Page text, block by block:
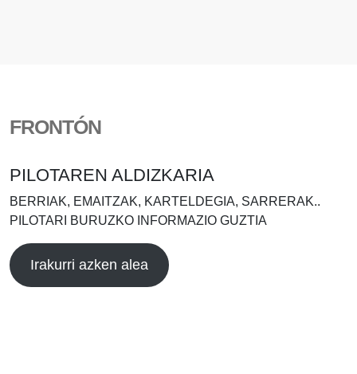
FRONTÓN
PILOTAREN ALDIZKARIA
BERRIAK, EMAITZAK, KARTELDEGIA, SARRERAK..
PILOTARI BURUZKO INFORMAZIO GUZTIA
Irakurri azken alea